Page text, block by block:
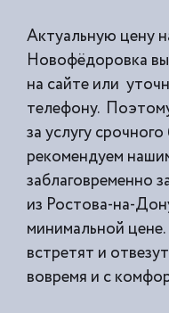
Актуальную цену
Новофёдоровка
на сайте или
телефону.
за услугу
рекомендуем
заблаговременно
из Ростова-на-
минимальной
встретят и
вовремя и с